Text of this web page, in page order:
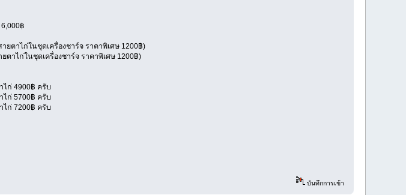
฿
ยตาไก่ในชุดเครื่องชาร์จ ราคาพิเศษ 1200฿)
ตาไก่ในชุดเครื่องชาร์จ ราคาพิเศษ 1200฿)
ไก่ 4900฿ ครับ
ไก่ 5700฿ ครับ
ไก่ 7200฿ ครับ
บันทึกการเข้า